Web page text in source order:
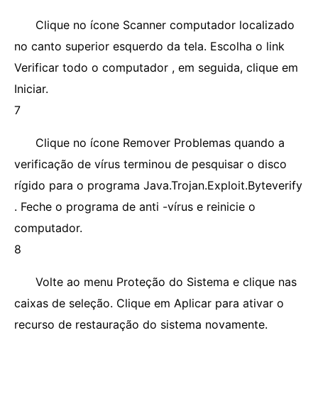
Clique no ícone Scanner computador localizado
no canto superior esquerdo da tela. Escolha o link
Verificar todo o computador , em seguida, clique em
Iniciar.
7
Clique no ícone Remover Problemas quando a
verificação de vírus terminou de pesquisar o disco
rígido para o programa Java.Trojan.Exploit.Byteverify
. Feche o programa de anti -vírus e reinicie o
computador.
8
Volte ao menu Proteção do Sistema e clique nas
caixas de seleção. Clique em Aplicar para ativar o
recurso de restauração do sistema novamente.